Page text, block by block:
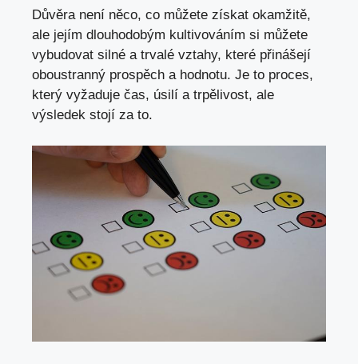
Důvěra není něco, co můžete získat okamžitě,
ale jejím dlouhodobým kultivováním si můžete
vybudovat silné a trvalé vztahy, které přinášejí
oboustranný prospěch a hodnotu. Je to proces,
který vyžaduje čas, úsilí a trpělivost, ale
výsledek stojí za to.